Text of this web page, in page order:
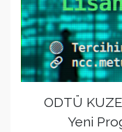
ODTÜ
Yeni